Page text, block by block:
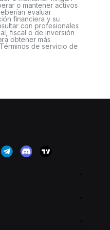
o mantener activos
evaluar
financiera y su
con profesionales
fiscal o de inversión
obtener más
de servicio de